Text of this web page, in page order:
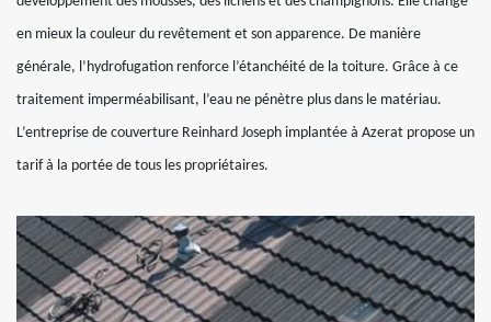
en mieux la couleur du revêtement et son apparence. De manière
générale, l’hydrofugation renforce l’étanchéité de la toiture. Grâce à ce
traitement imperméabilisant, l’eau ne pénètre plus dans le matériau.
L’entreprise de couverture Reinhard Joseph implantée à Azerat propose un
tarif à la portée de tous les propriétaires.